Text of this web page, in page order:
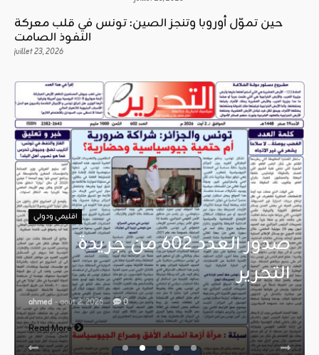
حين تموّل أوروبا وتنجز الصين: تونس في قلب معركة
النفوذ الصامت
juillet 23, 2026
اقليمي ودولي
صدور العدد 602 من جريدة
التحرير
ahmed - août 2, 2026 0
Read More